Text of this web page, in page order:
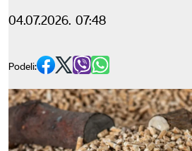
04.07.2026. 07:48
Podeli: